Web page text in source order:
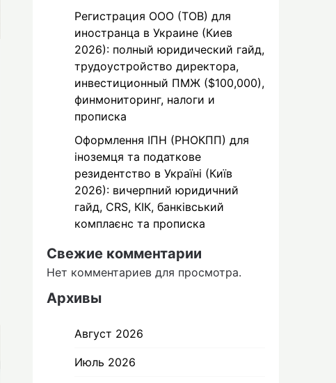
Регистрация ООО (ТОВ) для
иностранца в Украине (Киев
2026): полный юридический гайд,
трудоустройство директора,
инвестиционный ПМЖ ($100,000),
финмониторинг, налоги и
прописка
Оформлення ІПН (РНОКПП) для
іноземця та податкове
резидентство в Україні (Київ
2026): вичерпний юридичний
гайд, CRS, КІК, банківський
комплаєнс та прописка
Свежие комментарии
Нет комментариев для просмотра.
Архивы
Август 2026
Июль 2026